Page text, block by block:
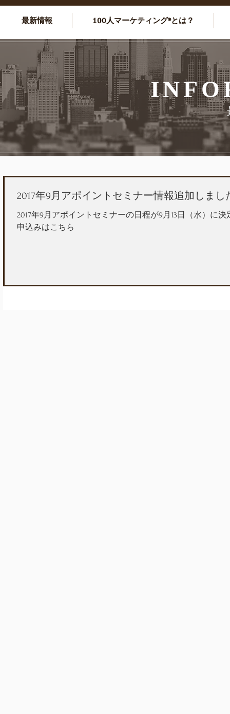
最新情報 100人マーケティング®とは？
2017年9月アポイントセミナー情報追加しまし
2017年9月アポイントセミナーの日程が9月13日（水）に
申込みはこちら